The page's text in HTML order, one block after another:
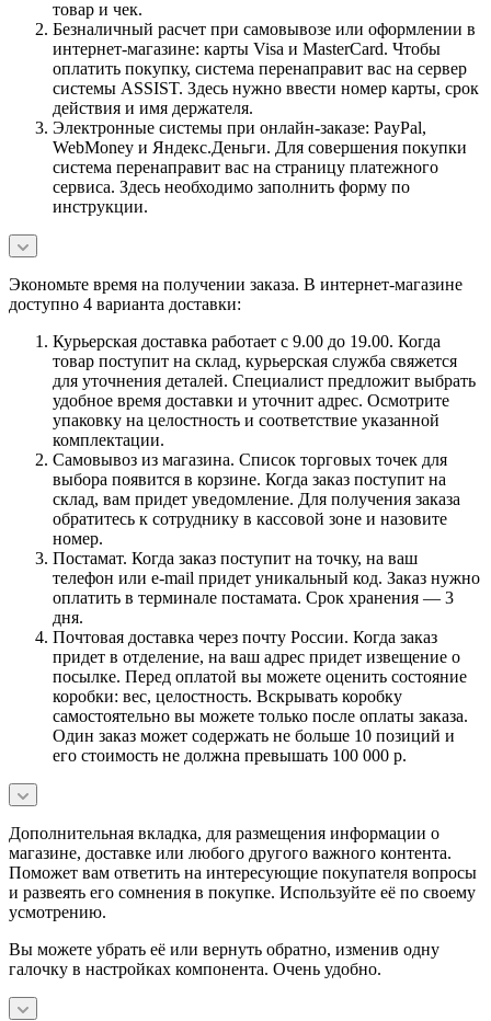
товар и чек.
Безналичный расчет при самовывозе или оформлении в
интернет-магазине: карты Visa и MasterCard. Чтобы
оплатить покупку, система перенаправит вас на сервер
системы ASSIST. Здесь нужно ввести номер карты, срок
действия и имя держателя.
Электронные системы при онлайн-заказе: PayPal,
WebMoney и Яндекс.Деньги. Для совершения покупки
система перенаправит вас на страницу платежного
сервиса. Здесь необходимо заполнить форму по
инструкции.
Экономьте время на получении заказа. В интернет-магазине
доступно 4 варианта доставки:
Курьерская доставка работает с 9.00 до 19.00. Когда
товар поступит на склад, курьерская служба свяжется
для уточнения деталей. Специалист предложит выбрать
удобное время доставки и уточнит адрес. Осмотрите
упаковку на целостность и соответствие указанной
комплектации.
Самовывоз из магазина. Список торговых точек для
выбора появится в корзине. Когда заказ поступит на
склад, вам придет уведомление. Для получения заказа
обратитесь к сотруднику в кассовой зоне и назовите
номер.
Постамат. Когда заказ поступит на точку, на ваш
телефон или e-mail придет уникальный код. Заказ нужно
оплатить в терминале постамата. Срок хранения — 3
дня.
Почтовая доставка через почту России. Когда заказ
придет в отделение, на ваш адрес придет извещение о
посылке. Перед оплатой вы можете оценить состояние
коробки: вес, целостность. Вскрывать коробку
самостоятельно вы можете только после оплаты заказа.
Один заказ может содержать не больше 10 позиций и
его стоимость не должна превышать 100 000 р.
Дополнительная вкладка, для размещения информации о
магазине, доставке или любого другого важного контента.
Поможет вам ответить на интересующие покупателя вопросы
и развеять его сомнения в покупке. Используйте её по своему
усмотрению.
Вы можете убрать её или вернуть обратно, изменив одну
галочку в настройках компонента. Очень удобно.